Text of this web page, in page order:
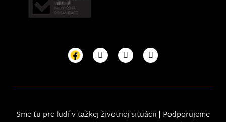
Sme tu pre ľudí v ťažkej životnej situácii | Podporujeme